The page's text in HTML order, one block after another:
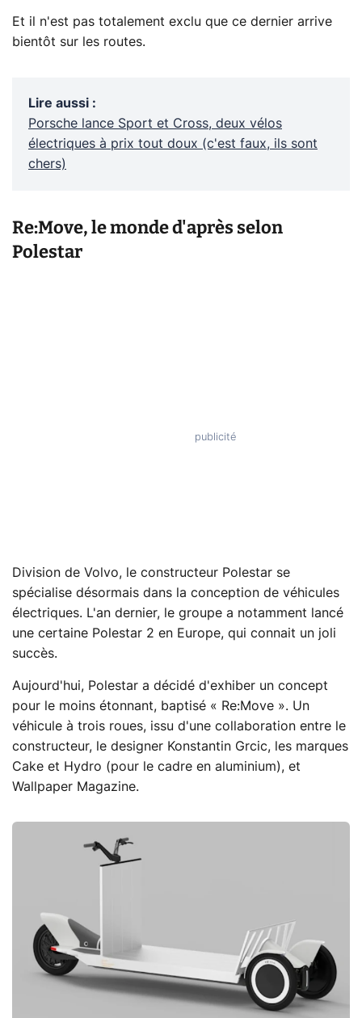
Et il n'est pas totalement exclu que ce dernier arrive
bientôt sur les routes.
Lire aussi :
Porsche lance Sport et Cross, deux vélos
électriques à prix tout doux (c'est faux, ils sont
chers)
Re:Move, le monde d'après selon
Polestar
Division de Volvo, le constructeur Polestar se
spécialise désormais dans la conception de véhicules
électriques. L'an dernier, le groupe a notamment lancé
une certaine Polestar 2 en Europe, qui connait un joli
succès.
Aujourd'hui, Polestar a décidé d'exhiber un concept
pour le moins étonnant, baptisé « Re:Move ». Un
véhicule à trois roues, issu d'une collaboration entre le
constructeur, le designer Konstantin Grcic, les marques
Cake et Hydro (pour le cadre en aluminium), et
Wallpaper Magazine.